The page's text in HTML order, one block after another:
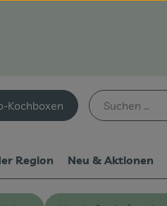
Kochboxen
Region Neu & Aktionen